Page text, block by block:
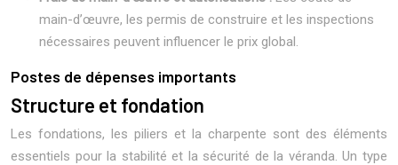
main-d’œuvre, les permis de construire et les inspections
nécessaires peuvent influencer le prix global.
Postes de dépenses importants
Structure et fondation
Les fondations, les piliers et la charpente sont des éléments
essentiels pour la stabilité et la sécurité de la véranda. Un type